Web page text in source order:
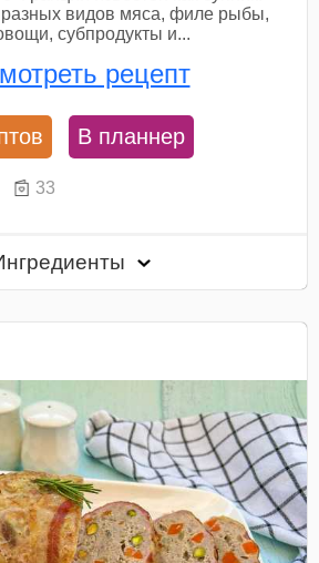
разных видов мяса, филе рыбы,
субпродукты и...
рецепт
В планнер
33